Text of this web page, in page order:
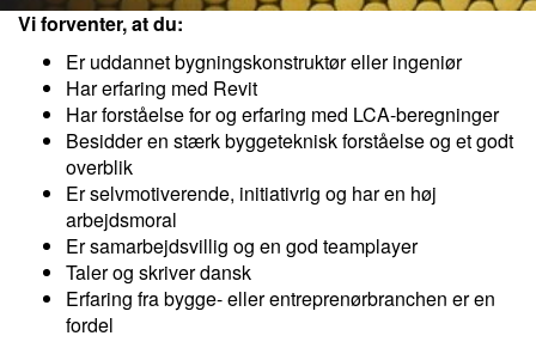
Vi forventer, at du:
Er uddannet bygningskonstruktør eller ingeniør
Har erfaring med Revit
Har forståelse for og erfaring med LCA-beregninger
Besidder en stærk byggeteknisk forståelse og et godt
overblik
Er selvmotiverende, initiativrig og har en høj
arbejdsmoral
Er samarbejdsvillig og en god teamplayer
Taler og skriver dansk
Erfaring fra bygge- eller entreprenørbranchen er en
fordel